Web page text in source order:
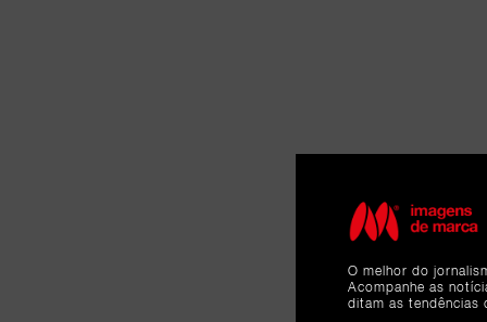
O melhor do
Acompanhe as
ditam as tendências